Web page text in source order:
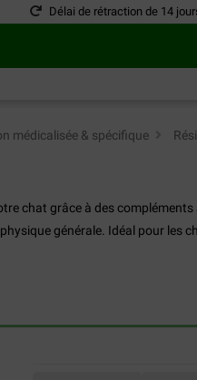
Délai de rétraction de 14
médicalisée & spécifique
chat grâce à des
générale. Idéal pour les